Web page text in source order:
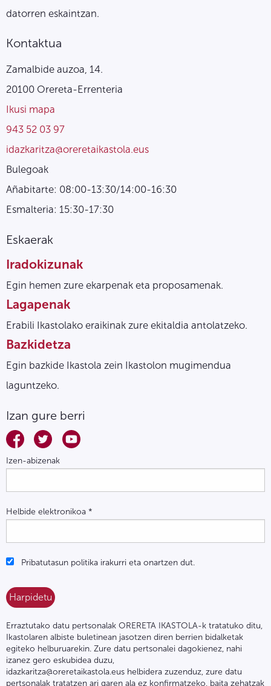
datorren eskaintzan.
Kontaktua
Zamalbide auzoa, 14.
20100 Orereta-Errenteria
Ikusi mapa
943 52 03 97
idazkaritza@oreretaikastola.eus
Bulegoak
Añabitarte: 08:00-13:30/14:00-16:30
Esmalteria: 15:30-17:30
Eskaerak
Iradokizunak
Egin hemen zure ekarpenak eta proposamenak.
Lagapenak
Erabili Ikastolako eraikinak zure ekitaldia antolatzeko.
Bazkidetza
Egin bazkide Ikastola zein Ikastolon mugimendua
laguntzeko.
Izan gure berri
Izen-abizenak
Helbide elektronikoa *
Pribatutasun politika irakurri eta onartzen dut.
Erraztutako datu pertsonalak ORERETA IKASTOLA-k tratatuko ditu,
Ikastolaren albiste buletinean jasotzen diren berrien bidalketak
egiteko helburuarekin. Zure datu pertsonalei dagokienez, nahi
izanez gero eskubidea duzu,
idazkaritza@oreretaikastola.eus helbidera zuzenduz, zure datu
pertsonalak tratatzen ari garen ala ez konfirmatzeko, baita zehatzak